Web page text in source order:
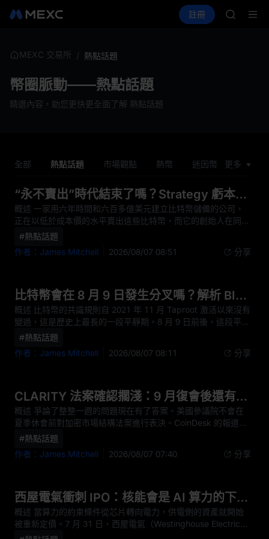
SPCX 理財 活
註冊
AAOI
MEXC 交易所 / 熱點話題
幣圈脈動——熱點話題
精選內容，助您更快更全面了解 熱點話題
全部 熱點話題 市場觀點 熱幣 迷因幣 CEO觀
更多
“永不賣出”時代結束了嗎？Strategy 虧本拋售比特幣背後的資金鍊
概述 一家用六年時間和六百多億美元建立比特幣儲備的公司，
正在以低於成本價的水平賣出這些比特幣，而它的創始人在同一
天公開表示自己一聰都沒有賣過。這兩件事發生在 8 月 3 日的
露上週售出 1,638 枚比特幣，套現約 1.047 億美元，持倉降至
2020 年以來公司一直披露可能爲管理資本而買賣比特幣。 市場
關注的重點不應該是這句話本身。真正值得拆解的是資金流向：
賣幣所得的每一分錢都有明確去處，而這些去處共同指向一個結
論，即這家公司當前的首要任務已經從積累比特幣轉向維持其優
先股結構的運轉。理解這個轉變，比爭論"永不賣出"是不是失效
更有實際意義。 核心要點 7 月 27 日至 8 月 2 日期間，
#熱點話題
作者：James Mitchell
2026/08/07 08:51 分享
比特幣會在 8 月 9 日發生分叉嗎？解析 BIP‑110 強制信號窗口期
概述 比特幣的共識規則自 2021 年 11 月 Taproot 激活以來沒有
變過，這是歷史上最長的一段平靜期。8 月 9 日前後，這段平靜
會迎來第一次實質性的壓力測試。根據 BIP-110 的正式文本，
期，在這段窗口內，不發出第 4 位版本信號的區塊會被執行該規
採用率都停留在低個位數的情況下，該提案更可能產生一條規模
很小的少數派鏈，而不是一次全網層面的規則變更。截至 8 月 6
日，CryptoTimes 引述公開監控面板的數據顯示，本輪難度週
期的信號支持率約爲 2.42%，而提前鎖定所需的門檻是 55%。
市場關注的原因不在於規則本身有多大改動，而在於強制信號這
個機制會讓一小部分節點主動拒絕多數派礦工產出的區塊。這是
稱是 Reduced Data Tempora
#熱點話題
作者：James Mitchell
2026/08/07 08:11 分享
CLARITY 法案確認擱淺：9 月復會後還有機會嗎？
概述 爭論了整整一週的問題現在有了答案。美國參議院不會在
夏季休會前對加密市場結構法案進行表決。CoinDesk 的報道指
出，多位跟蹤該立法的人士確認，參議院在休會前不會就《數字
言人發表的聲明確認 8 月不會有相關表決，但下個月會有。 對
有提交終結辯論動議，參議院最後一天的議程上排的是政府撥款
的臨時決議、以林賽·格雷厄姆命名的對俄製裁法案以及一批人
事提名，加密立法不在其中。CoinDesk 引述的消息人士表示，
該法案沒有獲得任何限制辯論時長的時間協議。 真正需要評估
#熱點話題
作者：James Mitchell
2026/08/07 07:40 分享
西屋電氣衝刺 IPO：核能會是 AI 算力的下一個瓶頸交易嗎？
概述 當算力的約束條件從芯片轉向電力，供電側的資產就開始
被重新定價。7 月 31 日，西屋電氣（Westinghouse Electric
Company）確認已向美國證券交易委員會保密遞交首次公開發